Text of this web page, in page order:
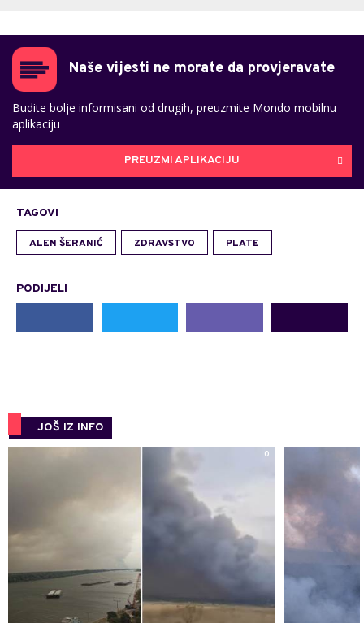
Naše vijesti ne morate da provjeravate
Budite bolje informisani od drugih, preuzmite Mondo mobilnu
aplikaciju
PREUZMI APLIKACIJU
TAGOVI
ALEN ŠERANIĆ ZDRAVSTVO PLATE
PODIJELI
JOŠ IZ INFO
0